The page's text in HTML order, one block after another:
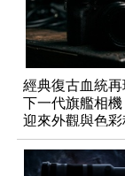
經典復古血統
下一代旗艦相
迎來外觀與色
優化